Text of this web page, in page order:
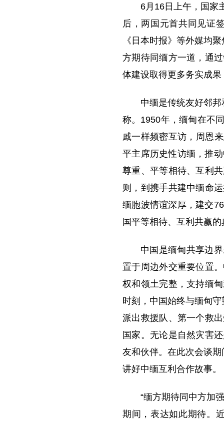
6月16日上午，国家
后，两国元首共同见证
《日本时报》等外媒均
方期待同缅方一道，通
体建设取得更多务实成
中缅是传统友好邻
称。1950年，缅甸在不
戚一样频密互访，周恩
平主席历史性访缅，推
尊重、平等相待、互利
则，到携手共建中缅命
缅胞波情谊深厚，建交
国平等相待、互利共赢的
中国是缅甸共享边
置于周边外交重要位置
权和领土完整，支持缅
时刻，中国始终与缅甸
派出救援队、第一个救
国家。无论是自然灾害
友和伙伴。在此次会谈
讲好中缅互利合作故事。
“缅方期待同中方加
期间，表达如此期待。